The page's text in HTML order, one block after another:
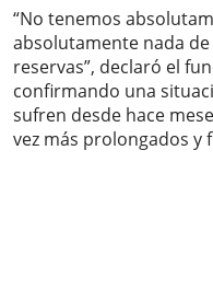
“No tenemos
absolutamente nada
reservas”, declaró el
confirmando una
sufren desde hace
vez más prolongados y